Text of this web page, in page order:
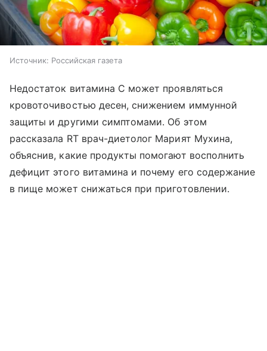
Источник: Российская газета
Недостаток витамина C может проявляться
кровоточивостью десен, снижением иммунной
защиты и другими симптомами. Об этом
рассказала RT врач-диетолог Марият Мухина,
объяснив, какие продукты помогают восполнить
дефицит этого витамина и почему его содержание
в пище может снижаться при приготовлении.